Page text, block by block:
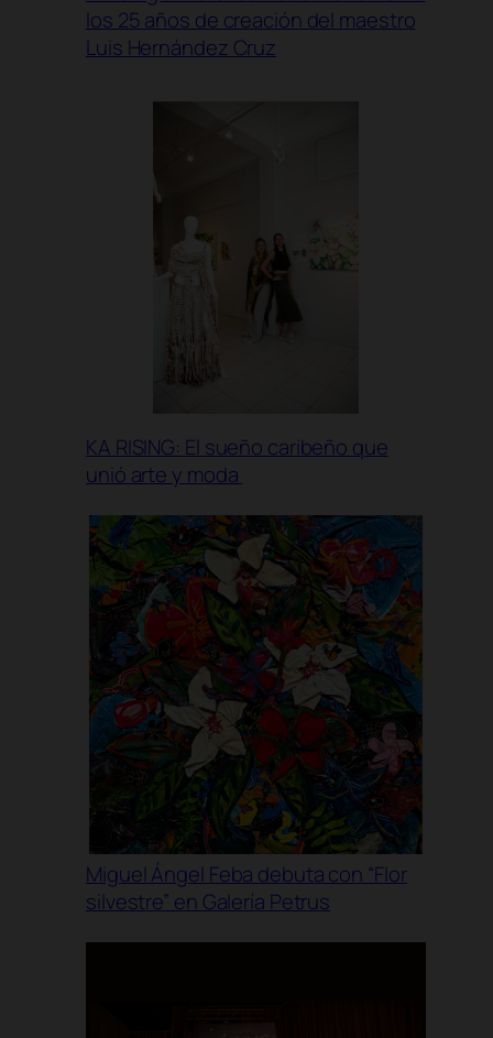
los 25 años de creación del maestro
Luis Hernández Cruz
KA RISING: El sueño caribeño que
unió arte y moda
Miguel Ángel Feba debuta con “Flor
silvestre” en Galería Petrus